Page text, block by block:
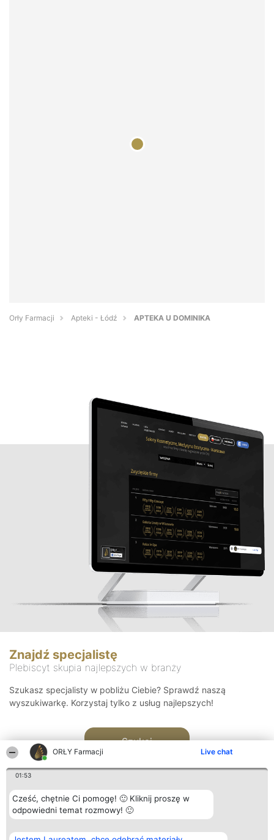
ORŁY Farmacji Live chat
01:53
Cześć, chętnie Ci pomogę! 🙂 Kliknij proszę w
odpowiedni temat rozmowy! 🙂
Orły Farmacji Apteki - Łódź APTEKA U DOMINIKA
Znajdź specjalistę
Plebiscyt skupia najlepszych w branży
Szukasz specjalisty w pobliżu Ciebie? Sprawdź naszą
wyszukiwarkę. Korzystaj tylko z usług najlepszych!
Szukaj
Organizator plebiscytu Plebiscyt Kontakt